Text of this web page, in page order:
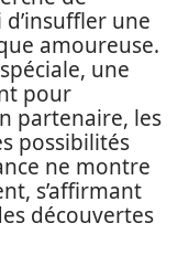
une
amoureuse.
une
pour
partenaire, les
possibilités
ne montre
s’affirmant
découvertes